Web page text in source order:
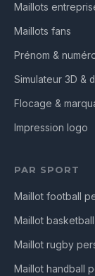
Maillots
Maillots fans
Prénom &
Simulateur 3D &
Flocage &
Impression logo
PAR SPORT
Maillot football
Maillot
Maillot rugby
Maillot handball